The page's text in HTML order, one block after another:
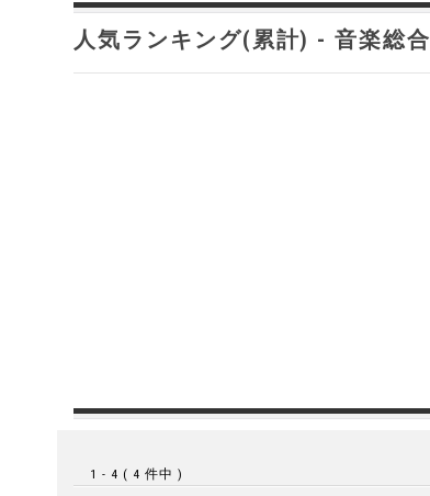
人気ランキング(累計) - 音楽総合
1 - 4 ( 4 件中 )